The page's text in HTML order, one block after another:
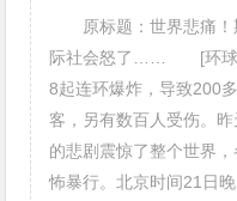
原标题：世界悲痛！
际社会怒了…… [环球时
8起连环爆炸，导致200
客，另有数百人受伤。
的悲剧震惊了整个世界
怖暴行。北京时间21日